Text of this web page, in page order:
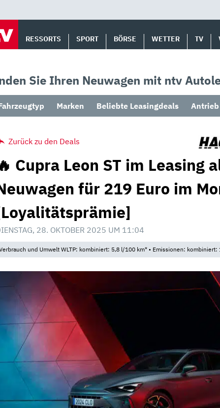
RESSORTS SPORT BÖRSE WETTER TV
Sie Ihren Neuwagen mit ntv
Marken Beliebte Leasingdeals Antrieb
Zurück zu den Deals
Cupra Leon ST im Leasing
für 219 Euro im
28. OKTOBER 2025 UM 11:04
und Umwelt WLTP: kombiniert: 5,8 l/100 km* • Emissionen: kombiniert: